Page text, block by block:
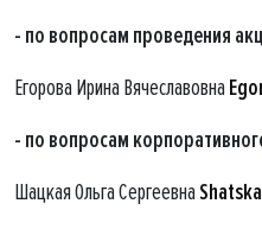
- по вопросам проведения
Егорова Ирина Вячеславовна
- по вопросам
Шацкая Ольга Сергеевна